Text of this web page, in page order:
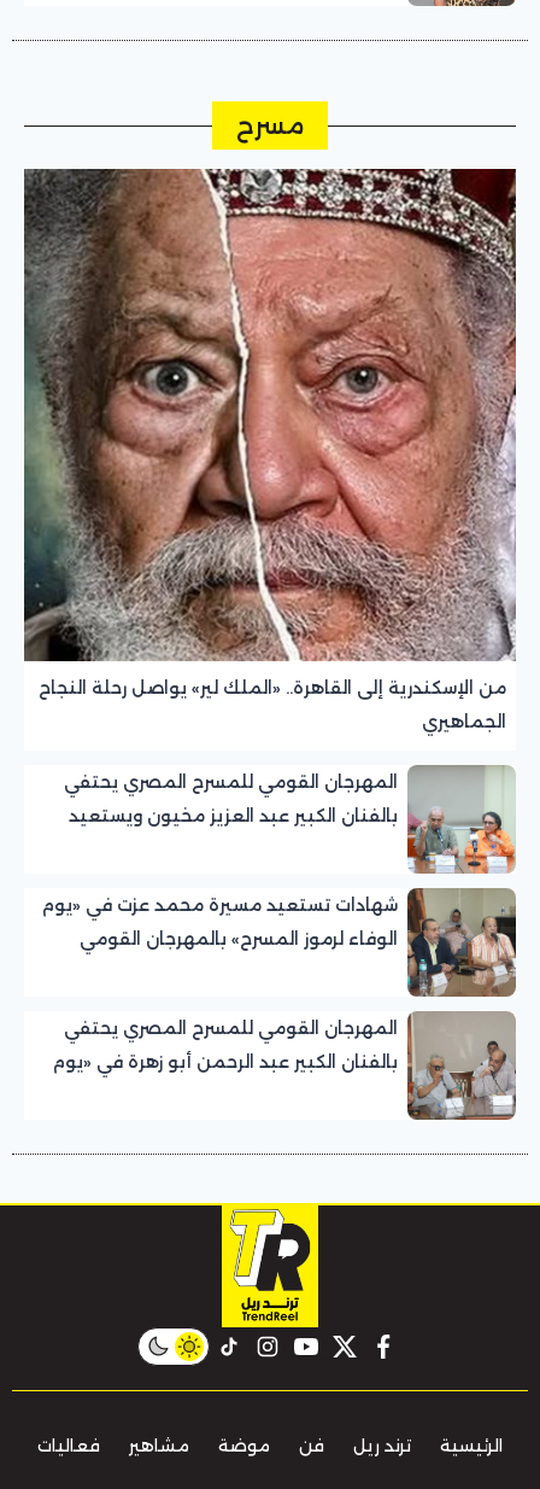
مسرح
من الإسكندرية إلى القاهرة.. «الملك لير» يواصل رحلة النجاح
الجماهيري
المهرجان القومي للمسرح المصري يحتفي
بالفنان الكبير عبد العزيز مخيون ويستعيد
شهادات تستعيد مسيرة محمد عزت في «يوم
الوفاء لرموز المسرح» بالمهرجان القومي
المهرجان القومي للمسرح المصري يحتفي
بالفنان الكبير عبد الرحمن أبو زهرة في «يوم
facebook
twitter
youtube
instagram
tiktok
الرئيسية ترند ريل فن موضة مشاهير فعاليات